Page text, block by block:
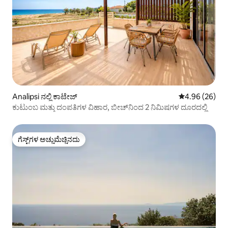
Analipsi ನಲ್ಲಿ ಕಾಟೇಜ್ 5 ರಲ್ಲಿ 4.96
4.96 (26)
ಕುಟುಂಬ ಮತ್ತು ದಂಪತಿಗಳ ವಿಹಾರ, ಬೀಚ್‌ನಿಂದ 2 ನಿಮಿಷಗಳ ದೂರದಲ್ಲಿ
ಗೆಸ್ಟ್‌ಗಳ ಅಚ್ಚುಮೆಚ್ಚಿನದು
ಗೆಸ್ಟ್‌ಗಳ ಅಚ್ಚುಮೆಚ್ಚಿನದು